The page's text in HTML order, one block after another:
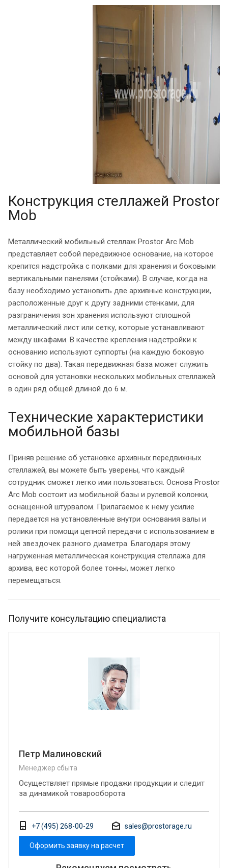
Конструкция стеллажей Prostor
Mob
Металлический мобильный стеллаж Prostor Arc Mob
представляет собой передвижное основание, на которое
крепится надстройка с полками для хранения и боковыми
вертикальными панелями (стойками). В случае, когда на
базу необходимо установить две архивные конструкции,
расположенные друг к другу задними стенками, для
разграничения зон хранения используют сплошной
металлический лист или сетку, которые устанавливают
между шкафами. В качестве крепления надстройки к
основанию используют суппорты (на каждую боковую
стойку по два). Такая передвижная база может служить
основой для установки нескольких мобильных стеллажей
в один ряд общей длиной до 6 м.
Технические характеристики
мобильной базы
Приняв решение об установке архивных передвижных
стеллажей, вы можете быть уверены, что каждый
сотрудник сможет легко ими пользоваться. Основа Prostor
Arc Mob состоит из мобильной базы и рулевой колонки,
оснащенной штурвалом. Прилагаемое к нему усилие
передается на установленные внутри основания валы и
ролики при помощи цепной передачи с использованием в
ней звездочек разного диаметра. Благодаря этому
нагруженная металлическая конструкция стеллажа для
архива, вес которой более тонны, может легко
перемещаться.
Получите консультацию специалиста
Петр Малиновский
Менеджер сбыта
Осуществляет прямые продажи продукции и следит
за динамикой товарооборота
+7 (495) 268-00-29 sales@prostorage.ru
Оформить заявку на расчет